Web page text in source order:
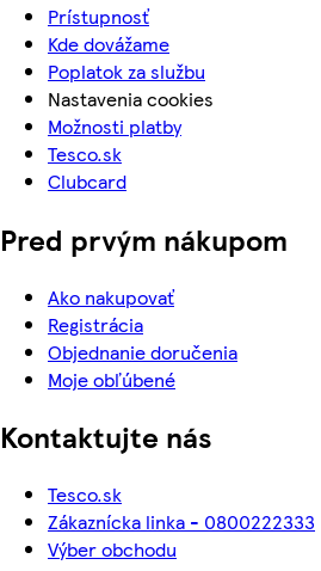
Prístupnosť
Kde dovážame
Poplatok za službu
Nastavenia cookies
Možnosti platby
Tesco.sk
Clubcard
Pred prvým nákupom
Ako nakupovať
Registrácia
Objednanie doručenia
Moje obľúbené
Kontaktujte nás
Tesco.sk
Zákaznícka linka - 0800222333
Výber obchodu